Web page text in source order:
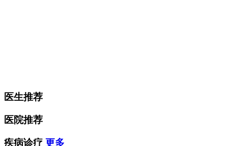
医生推荐
医院推荐
疾病诊疗 更多